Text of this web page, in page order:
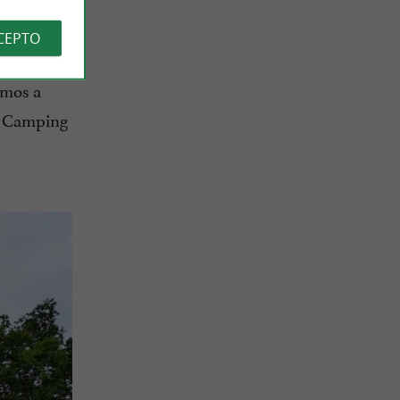
busca
8m2,
a